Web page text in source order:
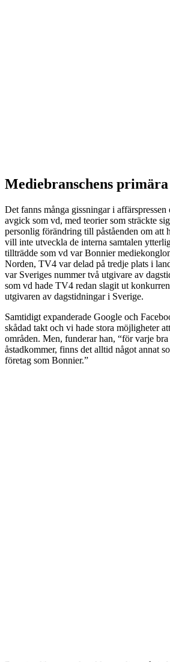
Mediebranschens
Det fanns många gissningar i
avgick som vd, med teorier som sträckte
personlig förändring till påståenden om att
vill inte utveckla de interna samtalen
tillträdde som vd var Bonnier
Norden, TV4 var delad på tredje plats i
var Sveriges nummer två utgivare av
som vd hade TV4 redan slagit ut
utgivaren av dagstidningar i Sverige.
Samtidigt expanderade Google och
skådad takt och vi hade stora möjligheter
områden. Men, funderar han, “för varje
åstadkommer, finns det alltid något annat
företag som Bonnier.”